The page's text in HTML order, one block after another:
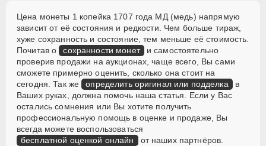
Цена монеты 1 копейка 1707 года МД (медь) напрямую
зависит от её состояния и редкости. Чем больше тираж,
хуже сохранность и состояние, тем меньше её стоимость.
Почитав о сохранности монет и самостоятельно
проверив продажи на аукционах, чаще всего, Вы сами
сможете примерно оценить, сколько она стоит на
сегодня. Так же определить оригинал или подделка в
Ваших руках, должна помочь наша статья. Если у Вас
остались сомнения или Вы хотите получить
профессиональную помощь в оценке и продаже, Вы
всегда можете воспользоваться
бесплатной оценкой онлайн от наших партнёров.